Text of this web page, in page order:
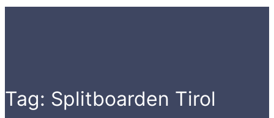
Tag: Splitboarden Tirol